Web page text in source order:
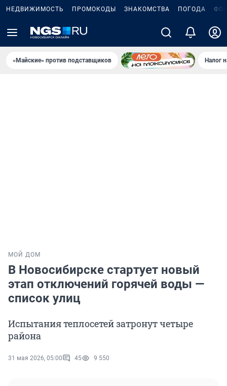
НЕДВИЖИМОСТЬ ПРОМОКОДЫ ЗНАКОМСТВА ПОГОДА
«Майские» против подставщиков Налог
МОЙ ДОМ
В Новосибирске стартует новый
этап отключений горячей воды —
список улиц
Испытания теплосетей затронут четыре
района
31 мая 2026, 05:00 45 9 550